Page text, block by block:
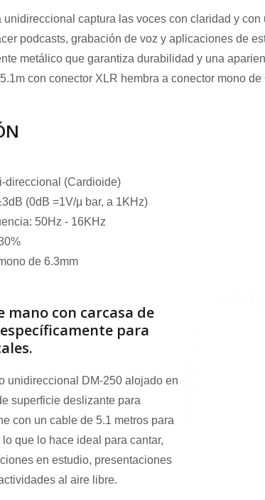
unidireccional captura las voces con claridad y con
podcasts, grabación de voz y aplicaciones de
metálico que garantiza durabilidad y una
con conector XLR hembra a conector mono
direccional (Cardioide)
(0dB =1V/µ bar, a 1KHz)
50Hz - 16KHz
de 6.3mm
mano con carcasa de
para
unidireccional DM-250 alojado en
superficie deslizante para
con un cable de 5.1 metros para
que lo hace ideal para cantar,
en estudio, presentaciones
al aire libre.